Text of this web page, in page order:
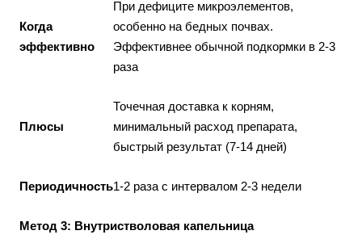
Когда
эффективно
При дефиците микроэлементов,
особенно на бедных почвах.
Эффективнее обычной подкормки в 2-3
раза
Плюсы
Точечная доставка к корням,
минимальный расход препарата,
быстрый результат (7-14 дней)
Периодичность1-2 раза с интервалом 2-3 недели
Метод 3: Внутристволовая капельница